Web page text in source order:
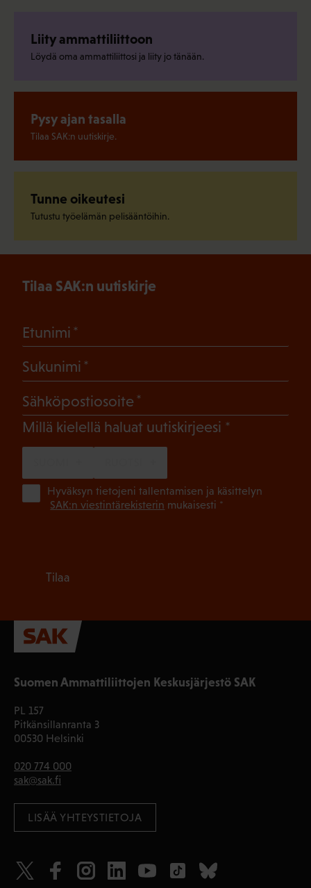
Liity ammattiliittoon
Löydä oma ammattiliittosi ja liity jo tänään.
Pysy ajan tasalla
Tilaa SAK:n uutiskirje.
Tunne oikeutesi
Tutustu työelämän pelisääntöihin.
Suomen Ammattiliittojen Keskusjärjestö SAK
PL 157
Pitkänsillanranta 3
00530 Helsinki
020 774 000
sak@sak.fi
LISÄÄ YHTEYSTIETOJA
Tilaa SAK:n uutiskirje
Etunimi
Sukunimi
Sähköpostiosoite
Millä kielellä haluat uutiskirjeesi (Pakollinen)
Hyväksyn tietojeni tallentamisen ja käsittelyn
SAK:n viestintärekisterin mukaisesti *
Tilaa